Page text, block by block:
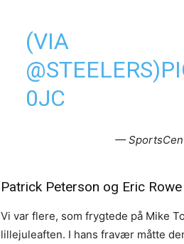
(VIA
@STEELERS)
0JC
—
Patrick Peterson og Eric
Vi var flere, som frygtede på Mike
lillejuleaften. I hans fravær måtte